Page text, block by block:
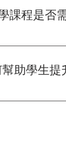
課程是否
學課程重點
助學生提
過實際運動